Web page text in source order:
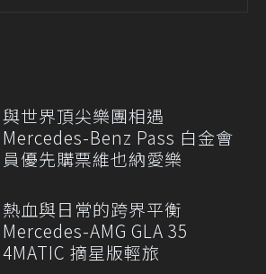
與世界頂尖樂團相遇
Mercedes-Benz Pass 白金會
員優先購票維也納愛樂
熱血與日常的跨界平衡
Mercedes-AMG GLA 35
4MATIC 摘星版輕旅